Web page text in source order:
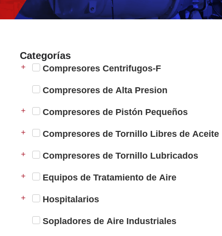
Categorías
Compresores Centrifugos-F
Compresores de Alta Presion
Compresores de Pistón Pequeños
Compresores de Tornillo Libres de Aceite
Compresores de Tornillo Lubricados
Equipos de Tratamiento de Aire
Hospitalarios
Sopladores de Aire Industriales